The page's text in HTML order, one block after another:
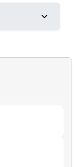
expand_more